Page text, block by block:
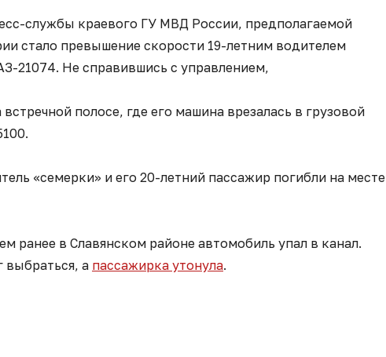
службы краевого ГУ МВД России, предполагаемой
стало превышение скорости 19-летним водителем
21074. Не справившись с управлением,
встречной полосе, где его машина врезалась в грузовой
«семерки» и его 20-летний пассажир погибли на месте
ранее в Славянском районе автомобиль упал в канал.
выбраться, а пассажирка утонула.